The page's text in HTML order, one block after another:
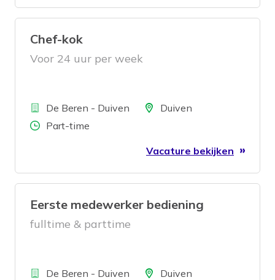
Chef-kok
Voor 24 uur per week
BedrijfDe Beren - Duiven LocatieDuiven
Aantal uren
Part-time
Vacature bekijken
Eerste medewerker bediening
fulltime & parttime
BedrijfDe Beren - Duiven LocatieDuiven